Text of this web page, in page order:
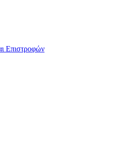
Επιστροφών